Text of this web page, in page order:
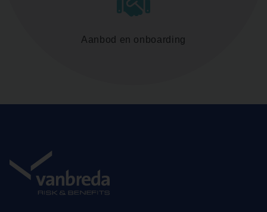
Aanbod en onboarding